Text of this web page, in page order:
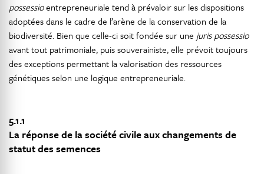
possessioentrepreneuriale tend à prévaloir sur les dispositions
adoptées dans le cadre de l’arène de la conservation de la
biodiversité. Bien que celle-ci soit fondée sur une juris possessio
avant tout patrimoniale, puis souverainiste, elle prévoit toujours
des exceptions permettant la valorisation des ressources
génétiques selon une logique entrepreneuriale.
5.1.1
La réponse de la société civile aux changements de
statut des semences